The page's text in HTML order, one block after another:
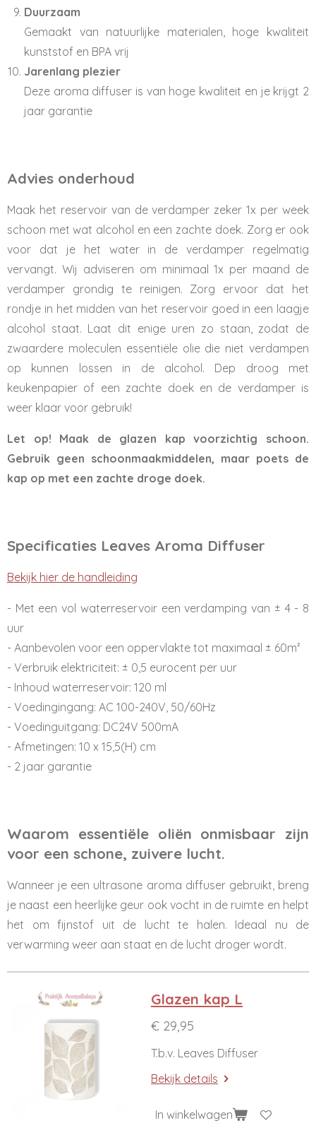
Duurzaam
Gemaakt van natuurlijke materialen, hoge kwaliteit
kunststof en BPA vrij
Jarenlang plezier
Deze aroma diffuser is van hoge kwaliteit en je krijgt 2
jaar garantie
Advies onderhoud
Maak het reservoir van de verdamper zeker 1x per week
schoon met wat alcohol en een zachte doek. Zorg er ook
voor dat je het water in de verdamper regelmatig
vervangt. Wij adviseren om minimaal 1x per maand de
verdamper grondig te reinigen. Zorg ervoor dat het
rondje in het midden van het reservoir goed in een laagje
alcohol staat. Laat dit enige uren zo staan, zodat de
zwaardere moleculen essentiële olie die niet verdampen
op kunnen lossen in de alcohol. Dep droog met
keukenpapier of een zachte doek en de verdamper is
weer klaar voor gebruik!
Let op!
Maak de glazen kap voorzichtig schoon.
Gebruik geen schoonmaakmiddelen, maar poets de
kap op met een zachte droge doek.
Specificaties Leaves Aroma Diffuser
Bekijk hier de handleiding
- Met een vol waterreservoir een verdamping van ± 4 - 8
uur
- Aanbevolen voor een oppervlakte tot maximaal ± 60m²
- Verbruik elektriciteit: ± 0,5 eurocent per uur
- Inhoud waterreservoir: 120 ml
- Voedingingang: AC 100-240V, 50/60Hz
- Voedinguitgang: DC24V 500mA
- Afmetingen: 10 x 15,5(H) cm
- 2 jaar garantie
Waarom essentiële oliën onmisbaar zijn
voor een schone, zuivere lucht.
Wanneer je een ultrasone aroma diffuser gebruikt, breng
je naast een heerlijke geur ook vocht in de ruimte en helpt
het om fijnstof uit de lucht te halen. Ideaal nu de
verwarming weer aan staat en de lucht droger wordt.
Glazen kap L
€ 29,95
T.b.v. Leaves Diffuser
Bekijk details
In winkelwagen